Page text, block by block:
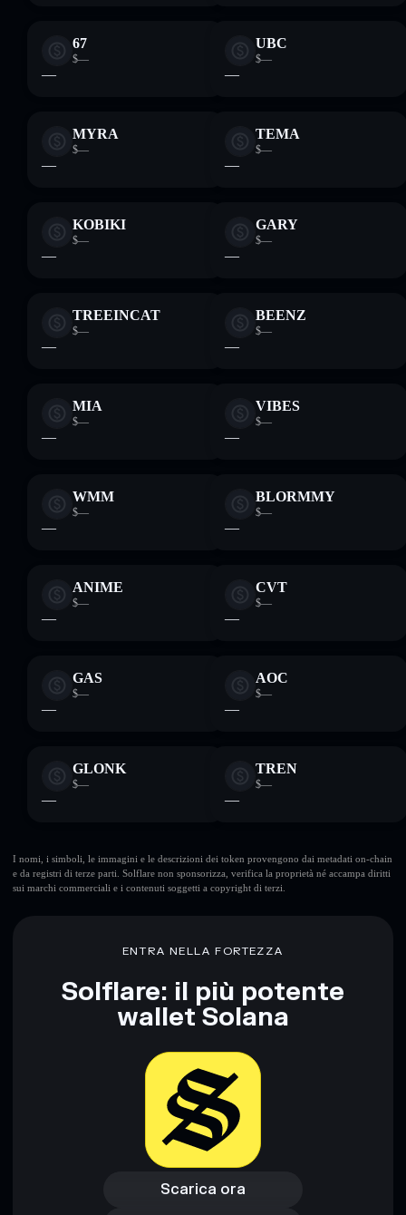
67
$—
—
UBC
$—
—
MYRA
$—
—
TEMA
$—
—
KOBIKI
$—
—
GARY
$—
—
TREEINCAT
$—
—
BEENZ
$—
—
MIA
$—
—
VIBES
$—
—
WMM
$—
—
BLORMMY
$—
—
ANIME
$—
—
CVT
$—
—
GAS
$—
—
AOC
$—
—
GLONK
$—
—
TREN
$—
—
I nomi, i simboli, le immagini e le descrizioni dei token provengono dai metadati on-chain
e da registri di terze parti. Solflare non sponsorizza, verifica la proprietà né accampa diritti
sui marchi commerciali e i contenuti soggetti a copyright di terzi.
ENTRA NELLA FORTEZZA
Solflare: il più potente
wallet Solana
Scarica ora
Scarica ora
Accedi al wallet